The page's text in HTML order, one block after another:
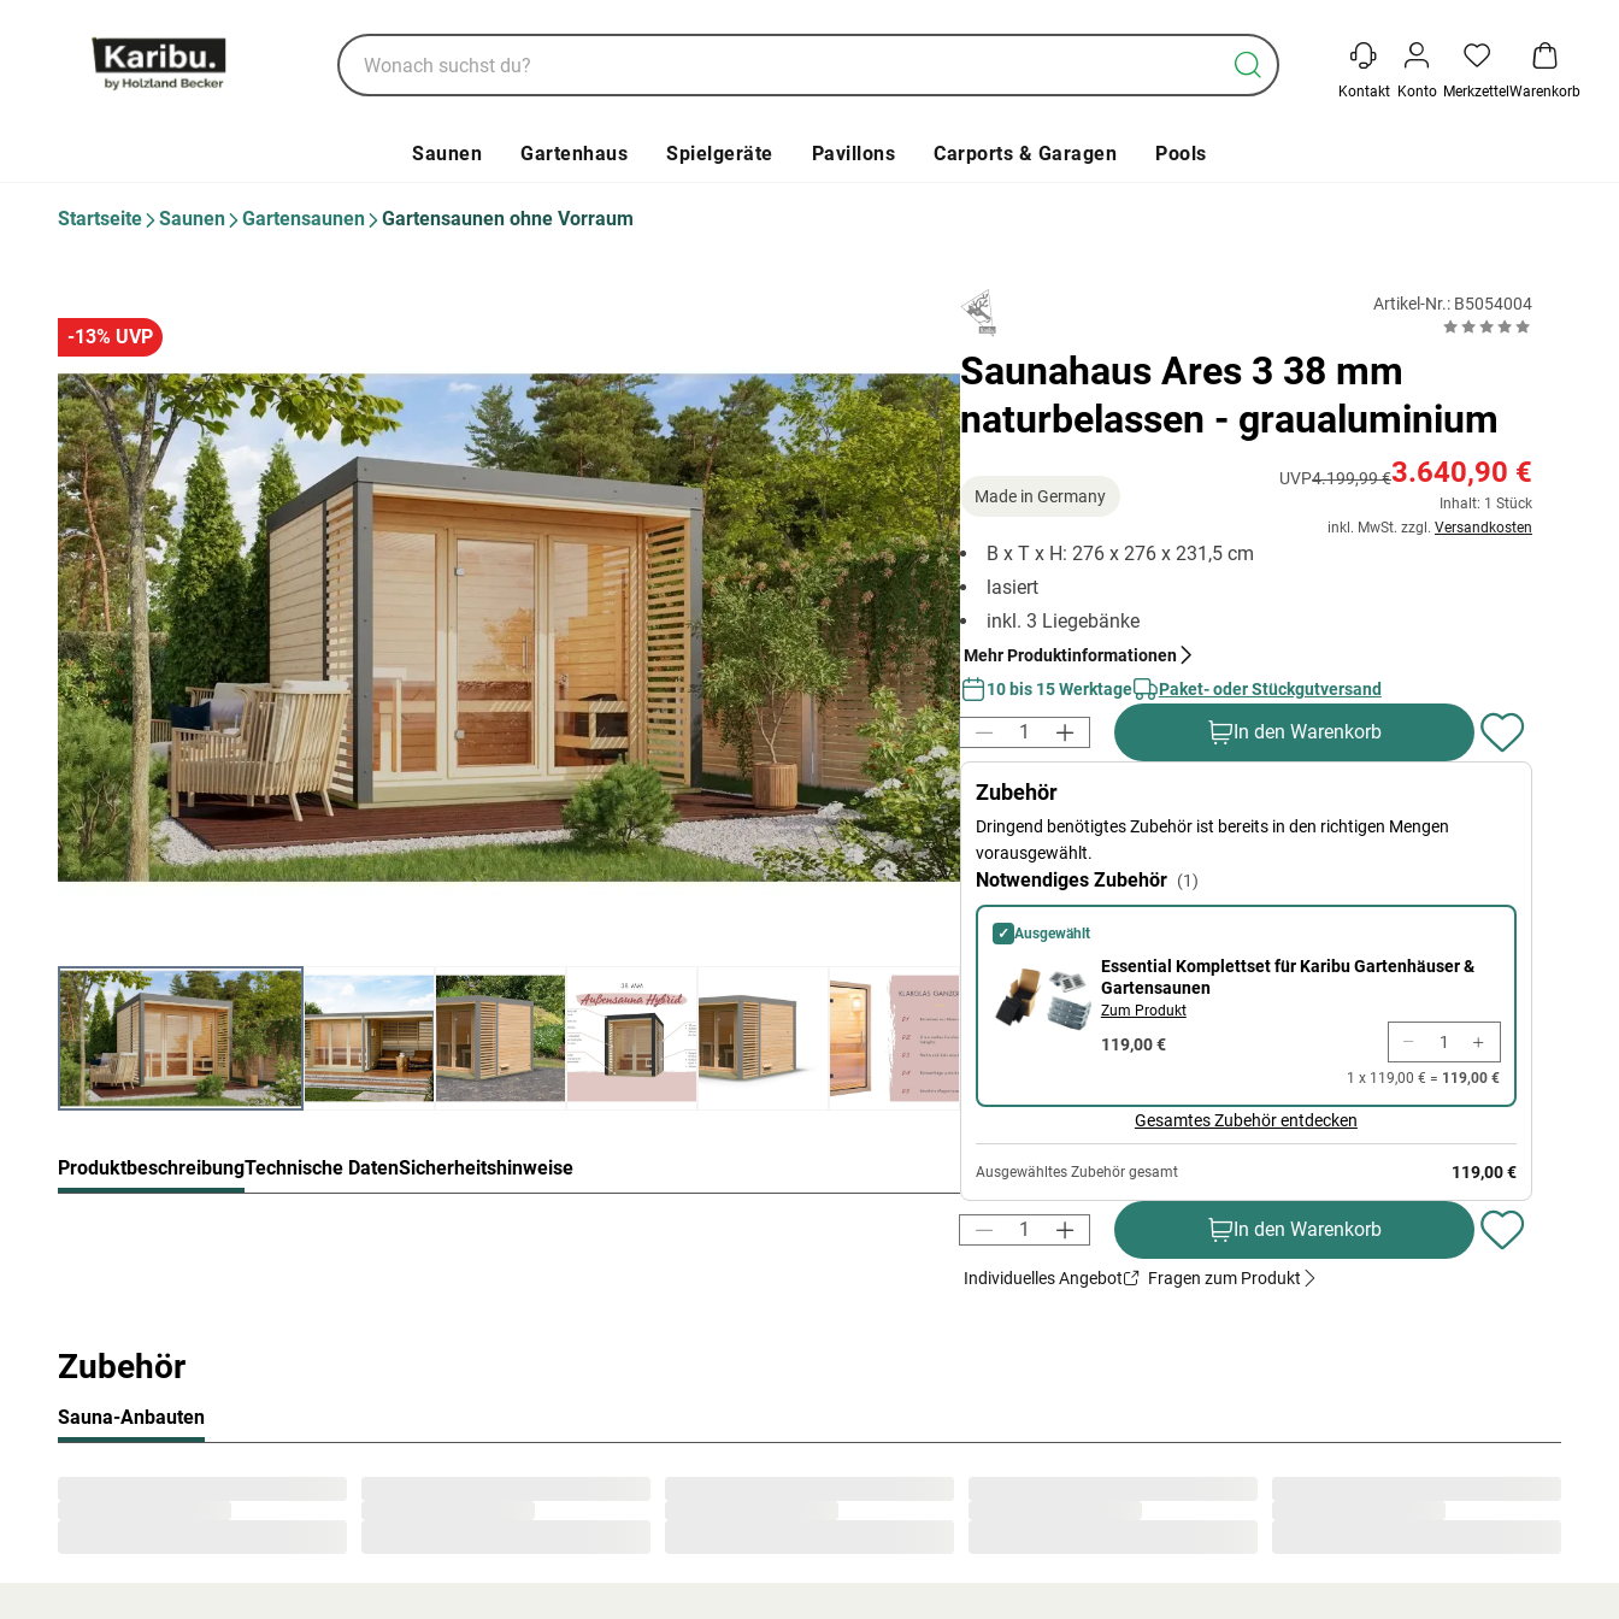
Kontakt Konto Merkzettel Warenkorb
Saunen Gartenhaus Spielgeräte Pavillons Carports & Garagen Pools
Startseite Saunen Gartensaunen Gartensaunen ohne Vorraum
-13% UVP
ProduktbeschreibungTechnische DatenSicherheitshinweise
für ein einzigartiges Saunaerlebnis direkt in deinem Garten. Hier können 2-4 Personen gleichzeitig
Die massiven Bohlen aus nordischer Fichte fungieren als natürliche Isolierung. Weitestgehend frei von
Artikel-Nr.: B5054004
Saunahaus Ares 3 38 mm
naturbelassen - graualuminium
UVP4.199,99 €3.640,90 €
Inhalt: 1 Stück
inkl. MwSt. zzgl. Versandkosten
Made in Germany
B x T x H: 276 x 276 x 231,5 cm
lasiert
inkl. 3 Liegebänke
Mehr Produktinformationen
10 bis 15 Werktage
Paket- oder Stückgutversand
In den Warenkorb
Zubehör
Dringend benötigtes Zubehör ist bereits in den richtigen Mengen
vorausgewählt.
Notwendiges Zubehör (1)
✓ Ausgewählt
Essential Komplettset für Karibu Gartenhäuser & Gartensaunen
Essential Komplettset für Karibu Gartenhäuser &
Gartensaunen
Zum Produkt
119,00 €
1 x 119,00 € = 119,00 €
Gesamtes Zubehör entdecken
Ausgewähltes Zubehör gesamt 119,00 €
In den Warenkorb
Individuelles Angebot Fragen zum Produkt
Zubehör
Sauna-Anbauten